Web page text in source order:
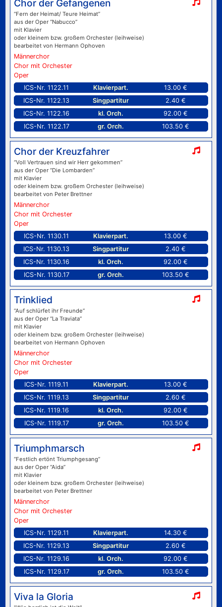
Chor der Gefangenen
“Fern der Heimat/ Teure Heimat”
aus der Oper “Nabucco”
mit Klavier
oder kleinem bzw. großem Orchester (leihweise)
bearbeitet von Hermann Ophoven
Männerchor
Chor mit Orchester
Oper
ICS-Nr. 1122.11
Klavierpart.
13.00 €
ICS-Nr. 1122.13
Singpartitur
2.40 €
ICS-Nr. 1122.16
kl. Orch.
92.00 €
ICS-Nr. 1122.17
gr. Orch. 103.50 €
Chor der Kreuzfahrer
“Voll Vertrauen sind wir Herr gekommen”
aus der Oper “Die Lombarden”
mit Klavier
oder kleinem bzw. großem Orchester (leihweise)
bearbeitet von Peter Brettner
Männerchor
Chor mit Orchester
Oper
ICS-Nr. 1130.11
Klavierpart.
13.00 €
ICS-Nr. 1130.13
Singpartitur
2.40 €
ICS-Nr. 1130.16
kl. Orch.
92.00 €
ICS-Nr. 1130.17
gr. Orch. 103.50 €
Trinklied
“Auf schlürfet ihr Freunde”
aus der Oper “La Traviata”
mit Klavier
oder kleinem bzw. großem Orchester (leihweise)
bearbeitet von Hermann Ophoven
Männerchor
Chor mit Orchester
Oper
ICS-Nr. 1119.11
Klavierpart.
13.00 €
ICS-Nr. 1119.13
Singpartitur
2.60 €
ICS-Nr. 1119.16
kl. Orch.
92.00 €
ICS-Nr. 1119.17
gr. Orch. 103.50 €
Triumphmarsch
“Festlich ertönt Triumphgesang”
aus der Oper “Aida”
mit Klavier
oder kleinem bzw. großem Orchester (leihweise)
bearbeitet von Peter Brettner
Männerchor
Chor mit Orchester
Oper
ICS-Nr. 1129.11
Klavierpart.
14.30 €
ICS-Nr. 1129.13
Singpartitur
2.60 €
ICS-Nr. 1129.16
kl. Orch.
92.00 €
ICS-Nr. 1129.17
gr. Orch. 103.50 €
Viva la Gloria